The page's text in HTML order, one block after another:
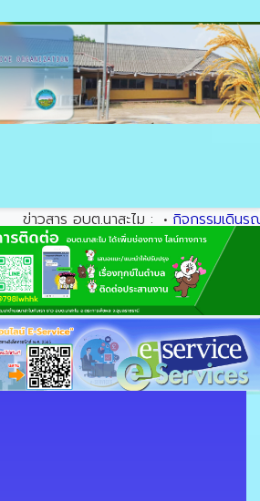
ข่าวสาร อบต.นาสะไม : • กิจกรรมเดินรณรง